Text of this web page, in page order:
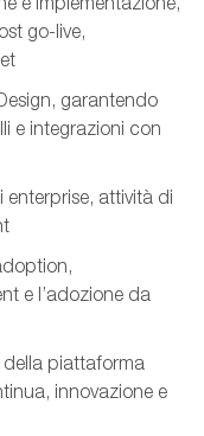
go-live,
garantendo
e integrazioni con
enterprise, attività di
e l’adozione da
piattaforma
innovazione e